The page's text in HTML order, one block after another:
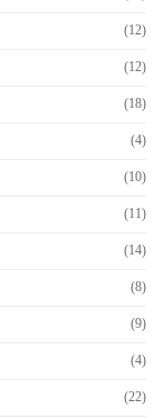
(12)
(12)
(18)
(4)
(10)
(11)
(14)
(8)
(9)
(4)
(22)